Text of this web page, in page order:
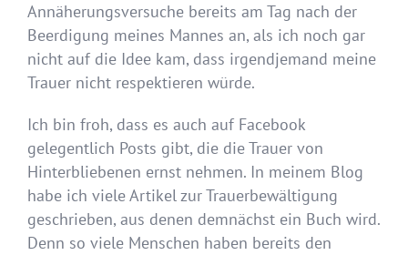
Annäherungsversuche bereits am Tag nach der
Beerdigung meines Mannes an, als ich noch gar
nicht auf die Idee kam, dass irgendjemand meine
Trauer nicht respektieren würde.
Ich bin froh, dass es auch auf Facebook
gelegentlich Posts gibt, die die Trauer von
Hinterbliebenen ernst nehmen. In meinem Blog
habe ich viele Artikel zur Trauerbewältigung
geschrieben, aus denen demnächst ein Buch wird.
Denn so viele Menschen haben bereits den